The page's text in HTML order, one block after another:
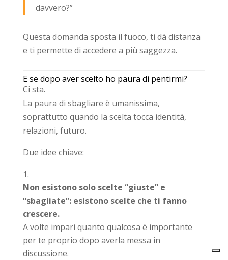
davvero?”
Questa domanda sposta il fuoco, ti dà distanza
e ti permette di accedere a più saggezza.
E se dopo aver scelto ho paura di pentirmi?
Ci sta.
La paura di sbagliare è umanissima,
soprattutto quando la scelta tocca identità,
relazioni, futuro.
Due idee chiave:
Non esistono solo scelte “giuste” e
“sbagliate”: esistono scelte che ti fanno
crescere.
A volte impari quanto qualcosa è importante
per te proprio dopo averla messa in
discussione.